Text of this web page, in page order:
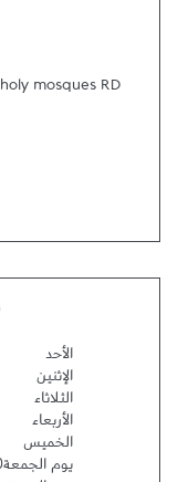
mosques RD
الأحد
الإثنين
الثلاثاء
الأربعاء
الخميس
يوم الجمعة